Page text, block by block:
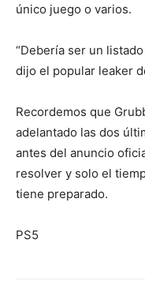
único juego o varios.
“Debería ser un
dijo el popular leaker
Recordemos que
adelantado las dos
antes del anuncio
resolver y solo el
tiene preparado.
PS5